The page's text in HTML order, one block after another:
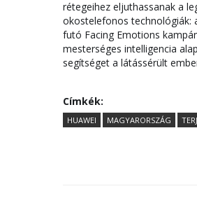
rétegeihez eljuthassanak a
okostelefonos technológiák:
futó Facing Emotions
mesterséges intelligencia
segítséget a látássérült
Címkék:
HUAWEI MAGYARORSZÁG